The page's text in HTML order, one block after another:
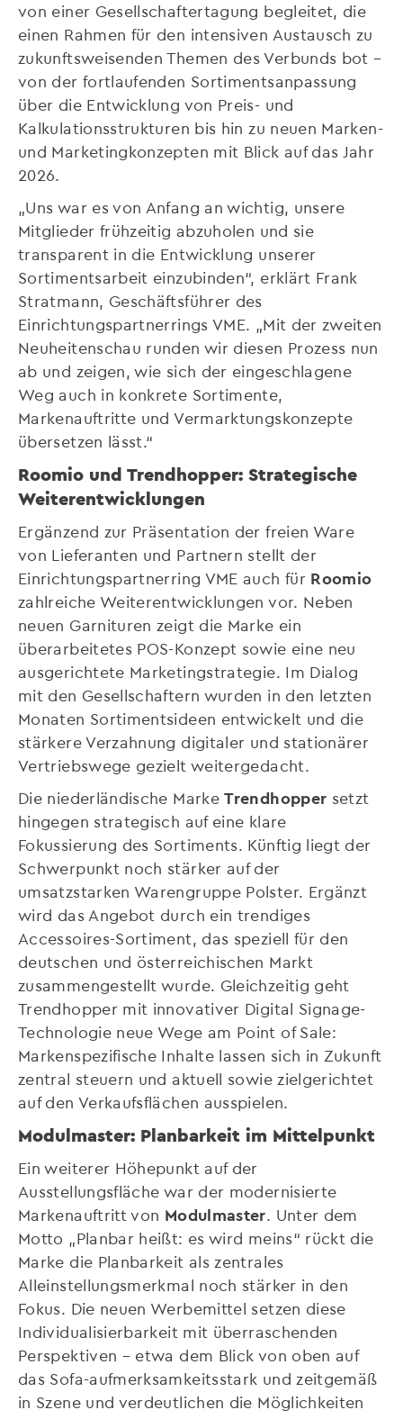
von einer Gesellschaftertagung begleitet, die
einen Rahmen für den intensiven Austausch zu
zukunftsweisenden Themen des Verbunds bot –
von der fortlaufenden Sortimentsanpassung
über die Entwicklung von Preis- und
Kalkulationsstrukturen bis hin zu neuen Marken-
und Marketingkonzepten mit Blick auf das Jahr
2026.
„Uns war es von Anfang an wichtig, unsere
Mitglieder frühzeitig abzuholen und sie
transparent in die Entwicklung unserer
Sortimentsarbeit einzubinden“, erklärt Frank
Stratmann, Geschäftsführer des
Einrichtungspartnerrings VME. „Mit der zweiten
Neuheitenschau runden wir diesen Prozess nun
ab und zeigen, wie sich der eingeschlagene
Weg auch in konkrete Sortimente,
Markenauftritte und Vermarktungskonzepte
übersetzen lässt.“
Roomio und Trendhopper: Strategische
Weiterentwicklungen
Ergänzend zur Präsentation der freien Ware
von Lieferanten und Partnern stellt der
Einrichtungspartnerring VME auch für Roomio
zahlreiche Weiterentwicklungen vor. Neben
neuen Garnituren zeigt die Marke ein
überarbeitetes POS-Konzept sowie eine neu
ausgerichtete Marketingstrategie. Im Dialog
mit den Gesellschaftern wurden in den letzten
Monaten Sortimentsideen entwickelt und die
stärkere Verzahnung digitaler und stationärer
Vertriebswege gezielt weitergedacht.
Die niederländische MarkeTrendhopper setzt
hingegen strategisch auf eine klare
Fokussierung des Sortiments. Künftig liegt der
Schwerpunkt noch stärker auf der
umsatzstarken Warengruppe Polster. Ergänzt
wird das Angebot durch ein trendiges
Accessoires-Sortiment, das speziell für den
deutschen und österreichischen Markt
zusammengestellt wurde. Gleichzeitig geht
Trendhopper mit innovativer Digital Signage-
Technologie neue Wege am Point of Sale:
Markenspezifische Inhalte lassen sich in Zukunft
zentral steuern und aktuell sowie zielgerichtet
auf den Verkaufsflächen ausspielen.
Modulmaster: Planbarkeit im Mittelpunkt
Ein weiterer Höhepunkt auf der
Ausstellungsfläche war der modernisierte
Markenauftritt von Modulmaster . Unter dem
Motto „Planbar heißt: es wird meins“ rückt die
Marke die Planbarkeit als zentrales
Alleinstellungsmerkmal noch stärker in den
Fokus. Die neuen Werbemittel setzen diese
Individualisierbarkeit mit überraschenden
Perspektiven – etwa dem Blick von oben auf
das Sofa-aufmerksamkeitsstark und zeitgemäß
in Szene und verdeutlichen die Möglichkeiten